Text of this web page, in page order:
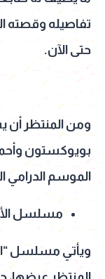
تفاصيله وقصته
حتى الآن.
ومن المنتظر أن
بويوكستون
الموسم الدرامي
مسلسل
ويأتي مسلسل